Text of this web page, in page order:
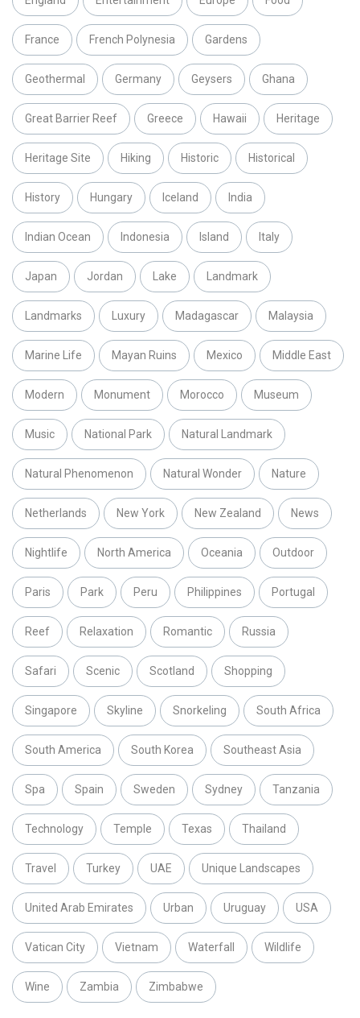
France French Polynesia Gardens
Geothermal Germany Geysers Ghana
Great Barrier Reef Greece Hawaii Heritage
Heritage Site Hiking Historic Historical
History Hungary Iceland India
Indian Ocean Indonesia Island Italy
Japan Jordan Lake Landmark
Landmarks Luxury Madagascar Malaysia
Marine Life Mayan Ruins Mexico Middle East
Modern Monument Morocco Museum
Music National Park Natural Landmark
Natural Phenomenon Natural Wonder Nature
Netherlands New York New Zealand News
Nightlife North America Oceania Outdoor
Paris Park Peru Philippines Portugal
Reef Relaxation Romantic Russia
Safari Scenic Scotland Shopping
Singapore Skyline Snorkeling South Africa
South America South Korea Southeast Asia
Spa Spain Sweden Sydney Tanzania
Technology Temple Texas Thailand
Travel Turkey UAE Unique Landscapes
United Arab Emirates Urban Uruguay USA
Vatican City Vietnam Waterfall Wildlife
Wine Zambia Zimbabwe